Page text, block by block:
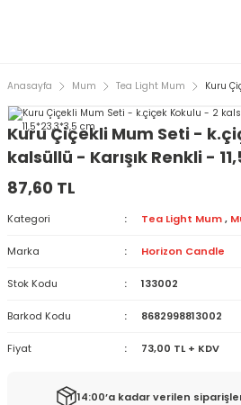
Anasayfa Mum Tea Light Mum Kuru
Kuru Çiçekli Mum Seti -
kalsüllü - Karışık Renkli -
87,60 TL
Kategori Tea Light Mum ,
Marka Horizon Candle
Stok Kodu 133002
Barkod Kodu 8682998813002
Fiyat 73,00 TL + KDV
14:00’a kadar verilen